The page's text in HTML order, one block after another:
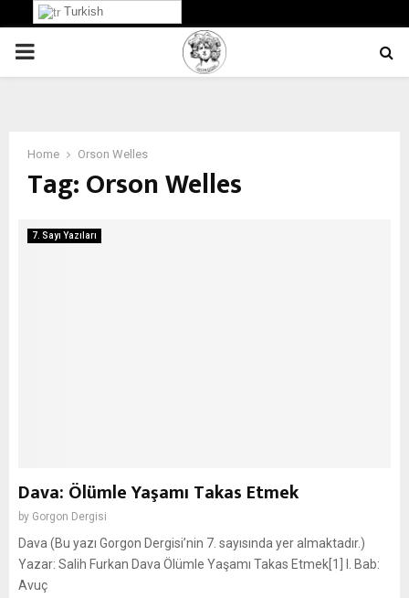
PRIMARY
Home Orson Welles
Tag:Orson Welles
7. Sayı Yazıları
Dava: Ölümle Yaşamı Takas Etmek
by Gorgon Dergisi
Dava (Bu yazı Gorgon Dergisi’nin 7. sayısında yer almaktadır.)
Yazar: Salih Furkan Dava Ölümle Yaşamı Takas Etmek[1] I. Bab:
Avuç
Turkish